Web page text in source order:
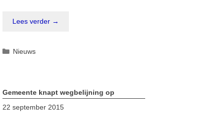
Lees verder →
Categorieën
Nieuws
Gemeente knapt wegbelijning op
22 september 2015